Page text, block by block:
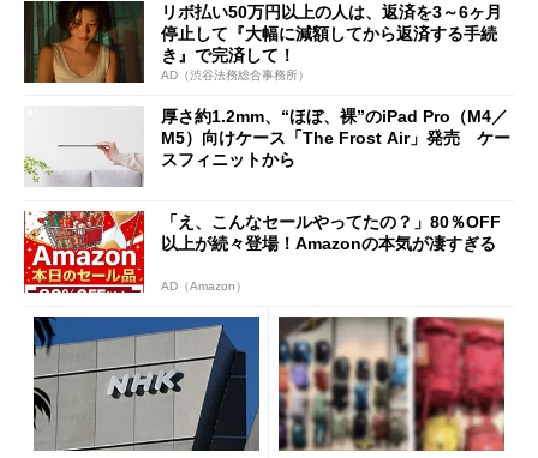
リボ払い50万円以上の人は、返済を3～6ヶ月
停止して『大幅に減額してから返済する手続
き』で完済して！
AD（渋谷法務総合事務所）
厚さ約1.2mm、“ほぼ、裸”のiPad Pro（M4／
M5）向けケース「The Frost Air」発売 ケー
スフィニットから
「え、こんなセールやってたの？」80％OFF
以上が続々登場！Amazonの本気が凄すぎる
AD（Amazon）